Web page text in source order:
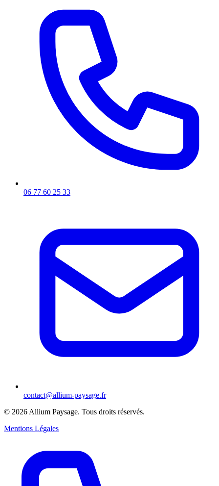
06 77 60 25 33
contact@allium-paysage.fr
© 2026 Allium Paysage. Tous droits réservés.
Mentions Légales